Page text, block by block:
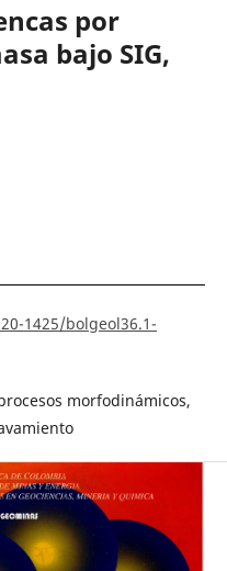
por
bajo SIG,
1425/bolgeol36.1-
morfodinámicos,